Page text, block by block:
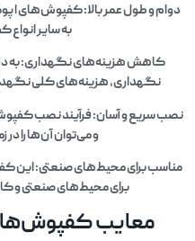
دوام و طول عمر بالا: کفپوش‌های
به سایر
کاهش هزینه‌های نگهداری: به
نگهداری، هزینه‌های کلی
نصب سریع و آسان: فرآیند نصب
و می‌توان آن‌ها را
مناسب برای محیط‌های صنعتی: این
برای محیط‌های صنعتی و
معایب